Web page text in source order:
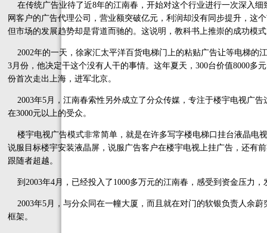
在传统广告业待了近8年的江南春，开始对这个行业进行一次深入
网客户的广告代理公司，营业额突破亿元，利润却没有同步提升，这
但市场的发展趋势却是背道而驰的。这说明，教科书上推崇的成功模
2002年的一天，徐家汇太平洋百货电梯门上的粘贴广告让等电梯
3月份，他决定干这个没有人干的事情。这年夏天，300台价值8000多
份首次走出上海，进军北京。
2003年5月，江南春索性另外成立了分众传媒，专注于楼宇电视广
在3000元以上的受众。
楼宇电视广告模式非常简单，就是在许多写字楼电梯口挂台液晶电
说服目标楼宇安装液晶屏，说服广告客户在楼宇电视上挂广告，还有
跟随者超越。
到2003年4月，已经投入了1000多万元的江南春，感受到资金压力，
2003年5月，与分众同在一幢大厦，而且就在对门的软银负责人余
框架。